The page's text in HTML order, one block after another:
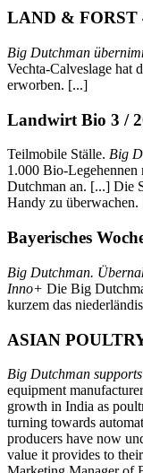
LAND & FORST
Big Dutchman
Vechta-Calveslage hat
erworben. [...]
Landwirt Bio 3 /
Teilmobile Ställe. Big
1.000 Bio-
Dutchman an. [...] Die
Handy zu überwachen.
Bayerisches
Big Dutchman.
Inno+ Die Big
kurzem das
ASIAN
Big Dutchman
equipment
growth in India as
turning towards
producers have now
value it provides to